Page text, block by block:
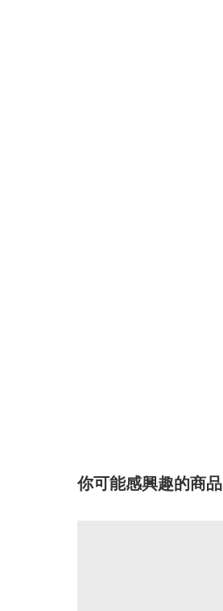
你可能感興趣的商品